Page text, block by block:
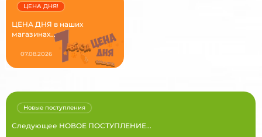
ЦЕНА ДНЯ в наших
магазинах...
ЦЕНА ДНЯ!
07.08.2026
Следующее НОВОЕ ПОСТУПЛЕНИЕ...
Новые поступления